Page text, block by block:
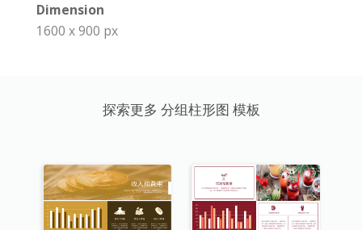
Dimension
1600 x 900 px
探索更多 分组柱形图 模板